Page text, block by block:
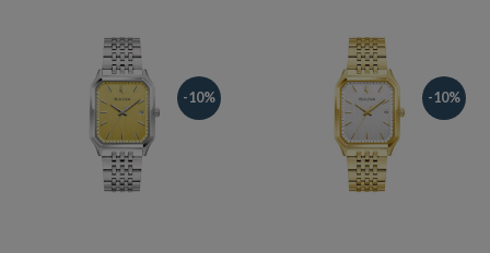
-10% -10%